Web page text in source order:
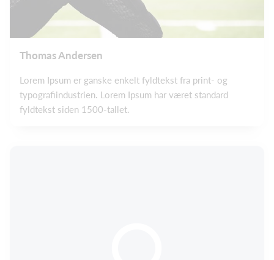
Thomas Andersen
Lorem Ipsum er ganske enkelt fyldtekst fra print- og
typografiindustrien. Lorem Ipsum har været standard
fyldtekst siden 1500-tallet.